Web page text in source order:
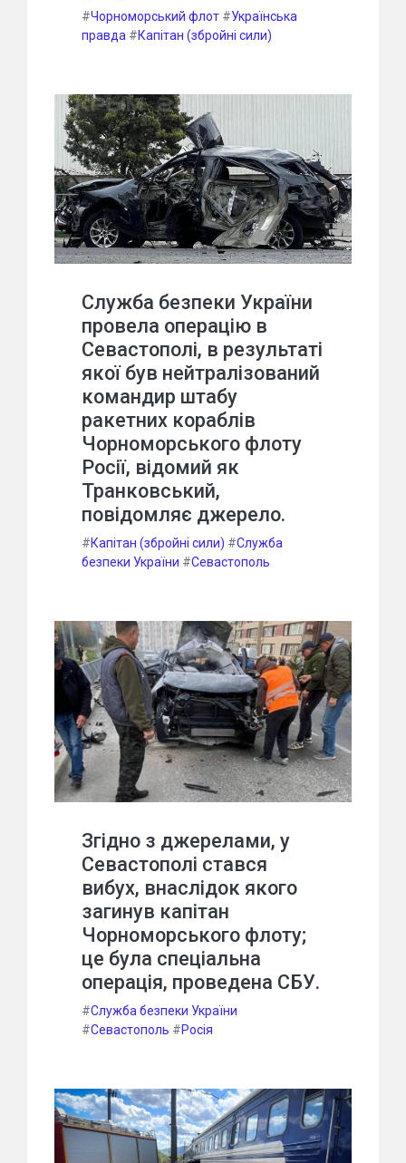
#Чорноморський флот #Українська
правда #Капітан (збройні сили)
Служба безпеки України
провела операцію в
Севастополі, в результаті
якої був нейтралізований
командир штабу
ракетних кораблів
Чорноморського флоту
Росії, відомий як
Транковський,
повідомляє джерело.
#Капітан (збройні сили) #Служба
безпеки України #Севастополь
Згідно з джерелами, у
Севастополі стався
вибух, внаслідок якого
загинув капітан
Чорноморського флоту;
це була спеціальна
операція, проведена СБУ.
#Служба безпеки України
#Севастополь #Росія